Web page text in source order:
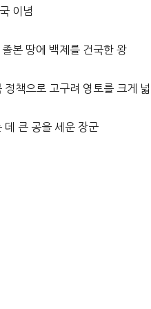
이념
본 땅에 백제를 건국한 왕
책으로 고구려 영토를 크게
큰 공을 세운 장군